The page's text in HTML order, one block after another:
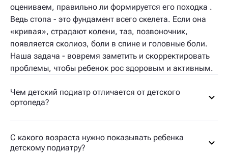
оцениваем, правильно ли формируется его походка .
Ведь стопа - это фундамент всего скелета. Если она
«кривая», страдают колени, таз, позвоночник,
появляется сколиоз, боли в спине и головные боли.
Наша задача - вовремя заметить и скорректировать
проблемы, чтобы ребенок рос здоровым и активным.
Чем детский подиатр отличается от детского
ортопеда?
С какого возраста нужно показывать ребенка
детскому подиатру?